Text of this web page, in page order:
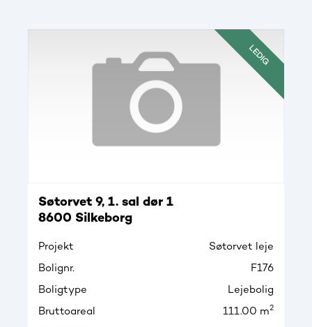
LEDIG
Søtorvet 9, 1. sal dør 1
8600 Silkeborg
Projekt
Søtorvet leje
Bolignr.
F176
Boligtype
Lejebolig
Bruttoareal
111.00 m2